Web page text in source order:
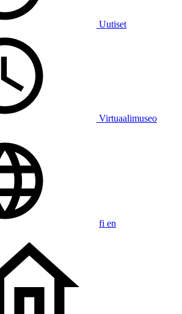
Uutiset
Virtuaalimuseo
fi en